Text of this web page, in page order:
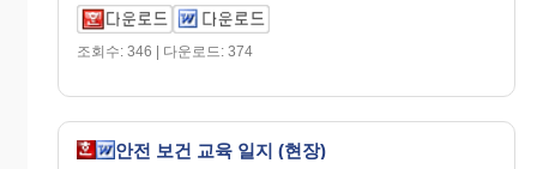
조회수: 346 | 다운로드: 374
안전 보건 교육 일지 (현장)